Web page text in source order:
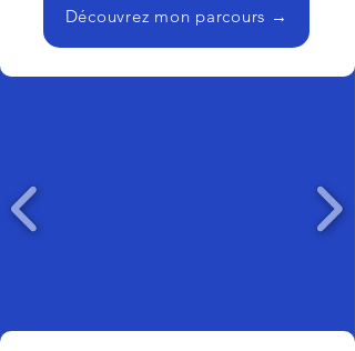
Découvrez mon parcours →